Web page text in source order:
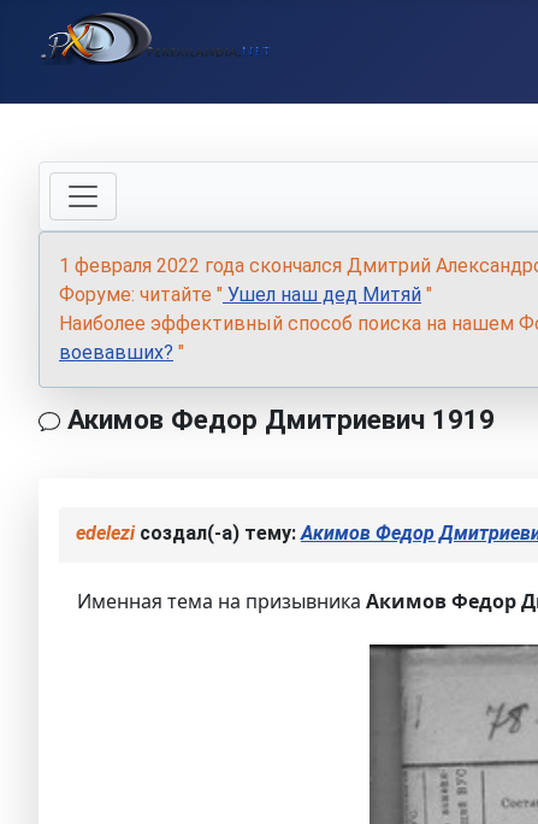
1 февраля 2022 года скончался Дмитрий
Форуме: читайте " Ушел наш дед Митяй "
Наиболее эффективный способ поиска на нашем
воевавших? "
Акимов Федор Дмитриевич 1919
edeleziсоздал(-а) тему:Акимов Федор
Именная тема на призывника Акимов Федор